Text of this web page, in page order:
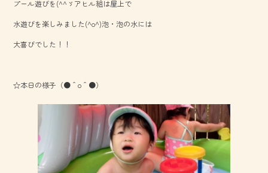
o
ok
プール遊びを(^^ゞアヒル組は屋上で
水遊びを楽しみました(^o^)泡・泡の水には
大喜びでした！！
☆本日の様子（●＾o＾●）